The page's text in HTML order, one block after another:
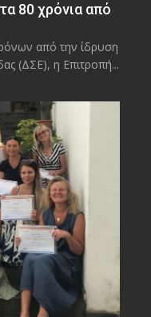
80 χρόνια από
από την ίδρυση
(ΔΣΕ), η Επιτροπή...